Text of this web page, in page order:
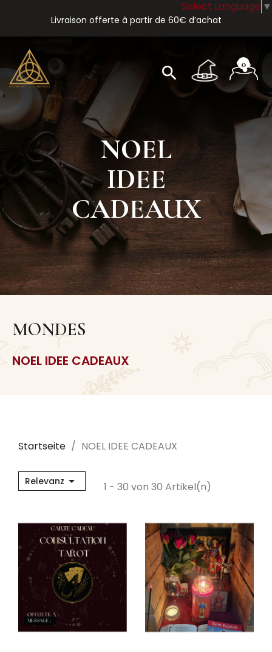
Livraison offerte à partir de 60€ d’achat
search 0
NOEL
IDEE
CADEAUX
MONDES
NOEL IDEE CADEAUX
Startseite NOEL IDEE CADEAUX
Relevanz  1 - 30 von 30 Artikel(n)
Select Language ▼